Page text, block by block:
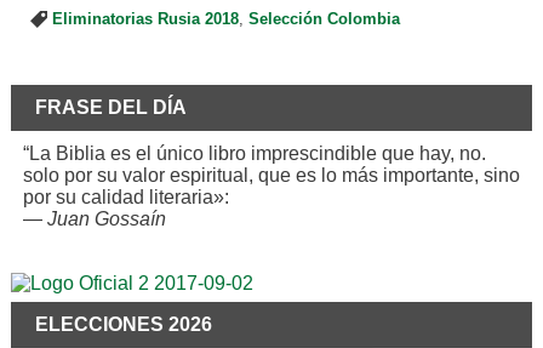
Eliminatorias Rusia 2018, Selección Colombia
FRASE DEL DÍA
“La Biblia es el único libro imprescindible que hay, no.
solo por su valor espiritual, que es lo más importante, sino
por su calidad literaria»:
— Juan Gossaín
ELECCIONES 2026